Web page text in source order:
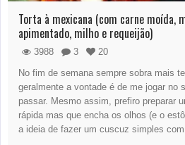
Torta à mexicana (com carne moída,
apimentado, milho e requeijão)
3988 3
20
No fim de semana sempre sobra mais
geralmente a vontade é de me jogar no
passar. Mesmo assim, prefiro preparar
rápida mas que encha os olhos (e o
a ideia de fazer um cuscuz simples